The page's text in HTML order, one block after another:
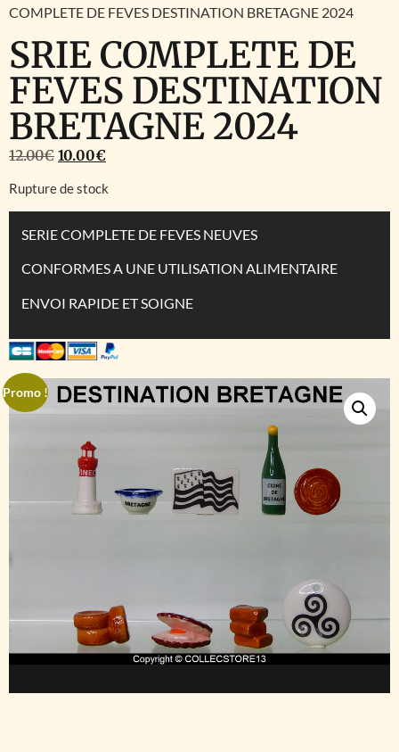
COMPLETE DE FEVES DESTINATION BRETAGNE 2024
SRIE COMPLETE DE
FEVES DESTINATION
BRETAGNE 2024
12.00€ 10.00€
Rupture de stock
SERIE COMPLETE DE FEVES NEUVES
CONFORMES A UNE UTILISATION ALIMENTAIRE
ENVOI RAPIDE ET SOIGNE
Promo !